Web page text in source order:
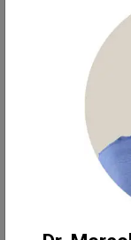
시 발생할 수
스트에서, 간호
(Mike Fave)는
세포 내 수분을
"물은 전
서 구조를
태를 만든
장하고 미